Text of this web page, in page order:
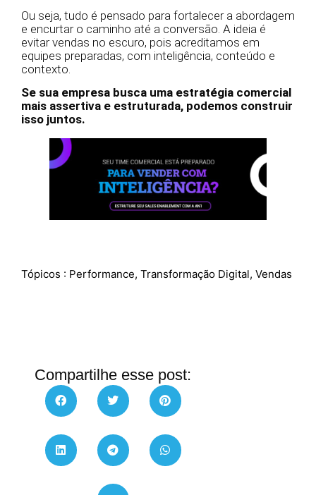
Ou seja, tudo é pensado para fortalecer a abordagem
e encurtar o caminho até a conversão. A ideia é
evitar vendas no escuro, pois acreditamos em
equipes preparadas, com inteligência, conteúdo e
contexto.
Se sua empresa busca uma estratégia comercial
mais assertiva e estruturada, podemos construir
isso juntos.
Tópicos : Performance, Transformação Digital, Vendas
Compartilhe esse post: